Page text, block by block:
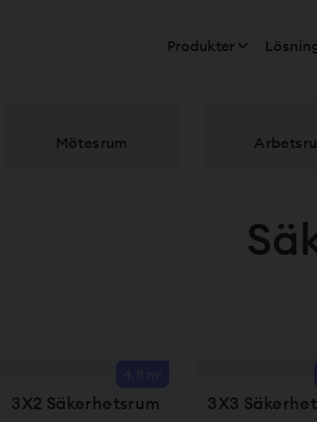
Produkter
Mötesrum
3X2 Säkerhetsrum 3X3